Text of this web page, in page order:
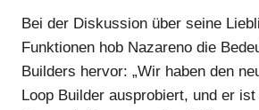
Bei der Diskussion über seine
Funktionen hob Nazareno die
Builders hervor: „Wir haben den
Loop Builder ausprobiert, und er